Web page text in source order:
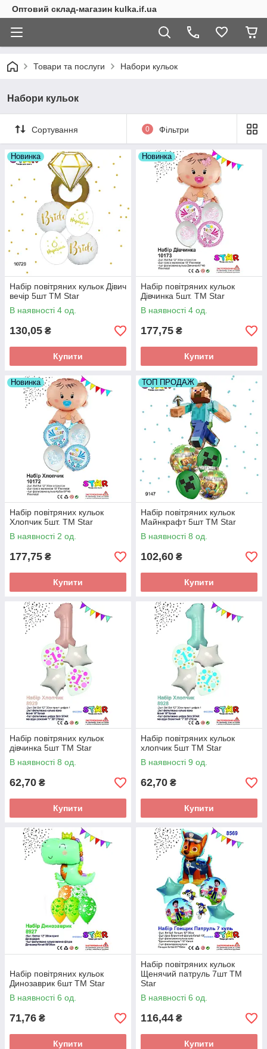
Оптовий склад-магазин kulka.if.ua
Товари та послуги Набори кульок
Набори кульок
Сортування 0 Фільтри
Новинка
Набір повітряних кульок Дівич
вечір 5шт ТМ Star
В наявності 4 од.
130,05 ₴
Купити
Новинка
Набір повітряних кульок
Дівчинка 5шт. ТМ Star
В наявності 4 од.
177,75 ₴
Купити
Новинка
Набір повітряних кульок
Хлопчик 5шт. ТМ Star
В наявності 2 од.
177,75 ₴
Купити
ТОП ПРОДАЖ
Набір повітряних кульок
Майнкрафт 5шт ТМ Star
В наявності 8 од.
102,60 ₴
Купити
Набір повітряних кульок
дівчинка 5шт ТМ Star
В наявності 8 од.
62,70 ₴
Купити
Набір повітряних кульок
хлопчик 5шт ТМ Star
В наявності 9 од.
62,70 ₴
Купити
Набір повітряних кульок
Динозаврик 6шт ТМ Star
В наявності 6 од.
71,76 ₴
Купити
Набір повітряних кульок
Щенячий патруль 7шт ТМ
Star
В наявності 6 од.
116,44 ₴
Купити